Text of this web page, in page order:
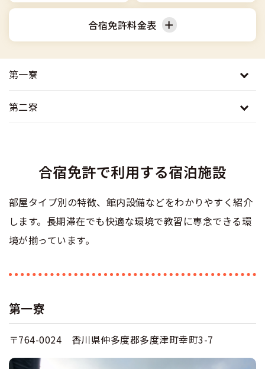
大型車
けん引
普通二種
中型二種
大型二種
こだわり、テーマから探す
360度パノラマ教習所
教育訓練給付金制度
合宿免許での免許取得の流れ
保護者の方へ
合宿に関わる料金について
合宿免許に必要な持ち物
合宿免許 体験談・口コミ
合宿免許 よくある質問
免許取消・失効による再取得
冬・雪国の合宿免許は大丈夫？
みんなが選んだ合宿免許の条件
全国の運転免許試験場(免許センター)
登録商標
個人情報の取扱い
参加規定
0120-49-5522
入校申込
合宿免許料金表
普通車
第一寮
第二寮
合宿免許で利用する宿泊施設
部屋タイプ別の特徴、館内設備などをわかりやすく紹介
します。長期滞在でも快適な環境で教習に専念できる環
境が揃っています。
第一寮
〒764-0024 香川県仲多度郡多度津町幸町3-7